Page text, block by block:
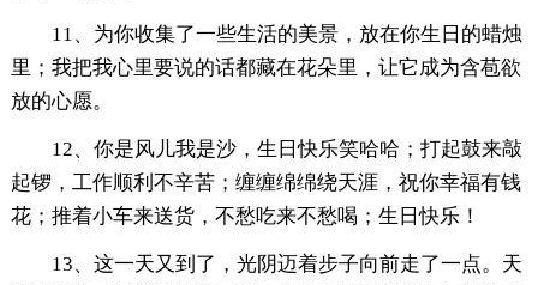
11、为你收集了一些生活的美景，放在你生日的蜡烛
里；我把我心里要说的话都藏在花朵里，让它成为含苞欲
放的心愿。
12、你是风儿我是沙，生日快乐笑哈哈；打起鼓来敲
起锣，工作顺利不辛苦；缠缠绵绵绕天涯，祝你幸福有钱
花；推着小车来送货，不愁吃来不愁喝；生日快乐！
13、这一天又到了，光阴迈着步子向前走了一点。天